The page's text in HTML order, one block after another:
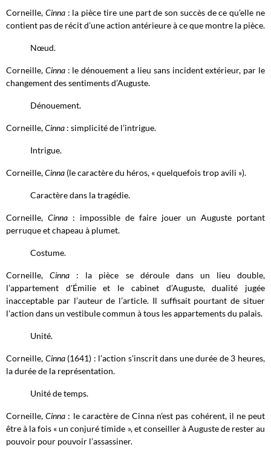
Corneille, Cinna: la pièce tire une part de son succès de ce qu’elle ne
contient pas de récit d’une action antérieure à ce que montre la pièce.
Nœud.
Corneille, Cinna: le dénouement a lieu sans incident extérieur, par le
changement des sentiments d’Auguste.
Dénouement.
Corneille,Cinna : simplicité de l’intrigue.
Intrigue.
Corneille,Cinna (le caractère du héros, « quelquefois trop avili »).
Caractère dans la tragédie.
Corneille, Cinna : impossible de faire jouer un Auguste portant
perruque et chapeau à plumet.
Costume.
Corneille,Cinna : la pièce se déroule dans un lieu double,
l’appartement d'Émilie et le cabinet d’Auguste, dualité jugée
inacceptable par l’auteur de l’article. Il suffisait pourtant de situer
l’action dans un vestibule commun à tous les appartements du palais.
Unité.
Corneille, Cinna(1641) : l’action s’inscrit dans une durée de 3 heures,
la durée de la représentation.
Unité de temps.
Corneille,Cinna : le caractère de Cinna n’est pas cohérent, il ne peut
être à la fois « un conjuré timide », et conseiller à Auguste de rester au
pouvoir pour pouvoir l’assassiner.